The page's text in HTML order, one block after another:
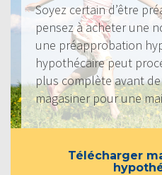
Soyez certain d’être
pensez à acheter une
une préapprobation
hypothécaire peut
plus complète avant
magasiner pour une
Télécharger